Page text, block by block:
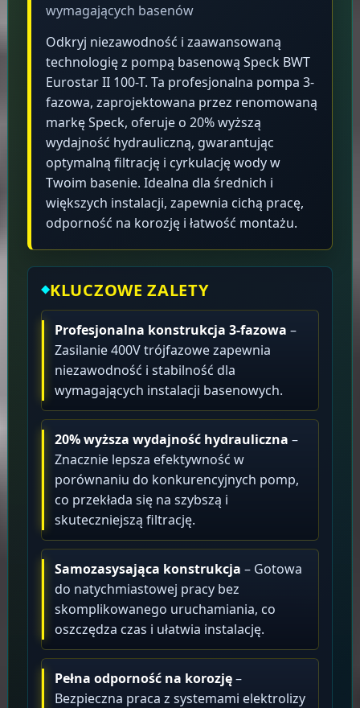
wymagających basenów
Odkryj niezawodność i zaawansowaną
technologię z pompą basenową Speck BWT
Eurostar II 100-T. Ta profesjonalna pompa 3-
fazowa, zaprojektowana przez renomowaną
markę Speck, oferuje o 20% wyższą
wydajność hydrauliczną, gwarantując
optymalną filtrację i cyrkulację wody w
Twoim basenie. Idealna dla średnich i
większych instalacji, zapewnia cichą pracę,
odporność na korozję i łatwość montażu.
KLUCZOWE ZALETY
Profesjonalna konstrukcja 3-fazowa –
Zasilanie 400V trójfazowe zapewnia
niezawodność i stabilność dla
wymagających instalacji basenowych.
20% wyższa wydajność hydrauliczna –
Znacznie lepsza efektywność w
porównaniu do konkurencyjnych pomp,
co przekłada się na szybszą i
skuteczniejszą filtrację.
Samozasysająca konstrukcja – Gotowa
do natychmiastowej pracy bez
skomplikowanego uruchamiania, co
oszczędza czas i ułatwia instalację.
Pełna odporność na korozję–
Bezpieczna praca z systemami elektrolizy